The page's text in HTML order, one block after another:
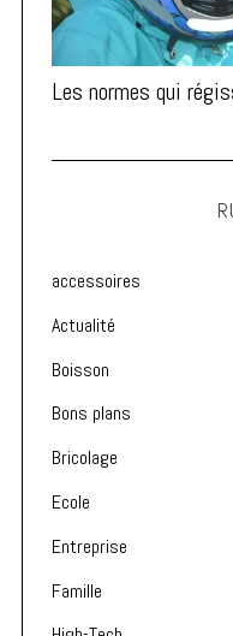
Les normes qui
accessoires
Actualité
Boisson
Bons plans
Bricolage
Ecole
Entreprise
Famille